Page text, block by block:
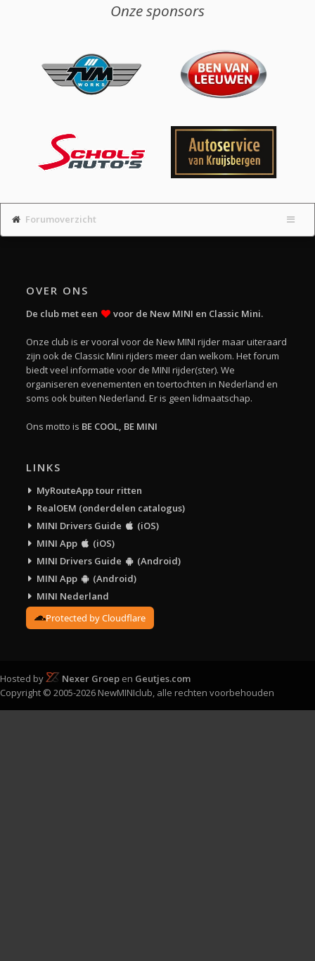
Onze sponsors
Forumoverzicht
OVER ONS
De club met een voor de New MINI en Classic Mini.
Onze club is er vooral voor de New MINI rijder maar uiteraard
zijn ook de Classic Mini rijders meer dan welkom. Het forum
biedt veel informatie voor de MINI rijder(ster). We
organiseren evenementen en toertochten in Nederland en
soms ook buiten Nederland. Er is geen lidmaatschap.
Ons motto is BE COOL, BE MINI
LINKS
MyRouteApp tour ritten
RealOEM (onderdelen catalogus)
MINI Drivers Guide
(iOS)
MINI App
(iOS)
MINI Drivers Guide
(Android)
MINI App
(Android)
MINI Nederland
Protected by Cloudflare
Hosted by Nexer Groep en Geutjes.com
Copyright © 2005-2026 NewMINIclub, alle rechten voorbehouden